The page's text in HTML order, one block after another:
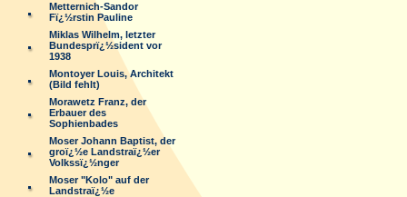
Metternich-Sandor
Fï¿½rstin Pauline
Miklas Wilhelm, letzter
Bundesprï¿½sident vor
1938
Montoyer Louis, Architekt
(Bild fehlt)
Morawetz Franz, der
Erbauer des
Sophienbades
Moser Johann Baptist, der
groï¿½e Landstraï¿½er
Volkssï¿½nger
Moser "Kolo" auf der
Landstraï¿½e